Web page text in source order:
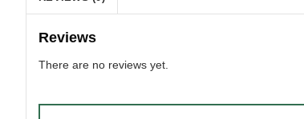
Reviews
There are no reviews yet.